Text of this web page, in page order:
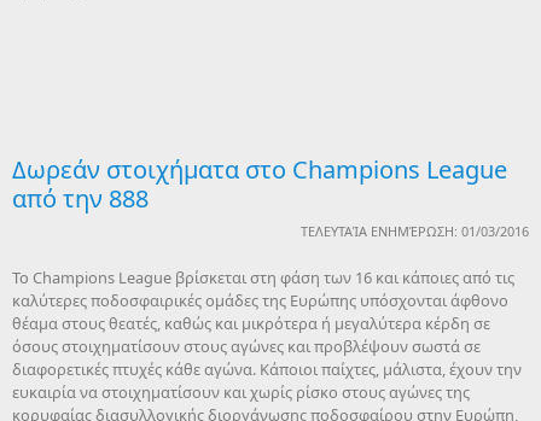
Δωρεάν στοιχήματα στο Champions League
από την 888
ΤΕΛΕΥΤΑΊΑ ΕΝΗΜΈΡΩΣΗ: 01/03/2016
Το Champions League βρίσκεται στη φάση των 16 και κάποιες από τις
καλύτερες ποδοσφαιρικές ομάδες της Ευρώπης υπόσχονται άφθονο
θέαμα στους θεατές, καθώς και μικρότερα ή μεγαλύτερα κέρδη σε
όσους στοιχηματίσουν στους αγώνες και προβλέψουν σωστά σε
διαφορετικές πτυχές κάθε αγώνα. Κάποιοι παίχτες, μάλιστα, έχουν την
ευκαιρία να στοιχηματίσουν και χωρίς ρίσκο στους αγώνες της
κορυφαίας διασυλλογικής διοργάνωσης ποδοσφαίρου στην Ευρώπη,